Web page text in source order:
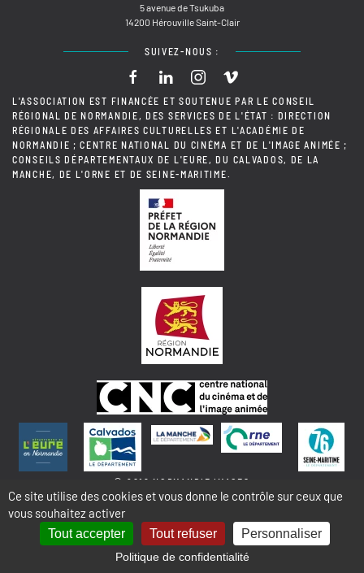
5 avenue de Tsukuba
14200 Hérouville Saint-Clair
SUIVEZ-NOUS :
L'ASSOCIATION EST FINANCÉE ET SOUTENUE PAR LE CONSEIL
RÉGIONAL DE NORMANDIE, DES SERVICES DE L'ÉTAT : DIRECTION
RÉGIONALE DES AFFAIRES CULTURELLES ET L'ACADÉMIE DE
NORMANDIE ; CENTRE NATIONAL DU CINÉMA ET DE L'IMAGE ANIMÉE ;
CONSEILS DÉPARTEMENTAUX DE L'EURE, DU CALVADOS, DE LA
MANCHE, DE L'ORNE ET DE SEINE-MARITIME.
© 2018 NORMANDIE IMAGES
MENTIONS LÉGALES - COOKIES & STATISTIQUES PLAN DU SITE
Ce site utilise des cookies et vous donne le contrôle sur ceux que
vous souhaitez activer
Tout accepter Tout refuser Personnaliser
Politique de confidentialité